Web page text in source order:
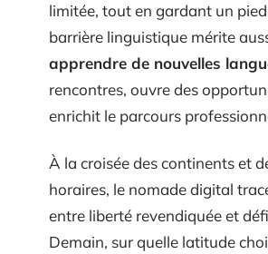
limitée, tout en gardant un
barrière linguistique mérite
apprendre de nouvelles
rencontres, ouvre des
enrichit le parcours
À la croisée des continents et
horaires, le nomade digital
entre liberté revendiquée et
Demain, sur quelle latitude